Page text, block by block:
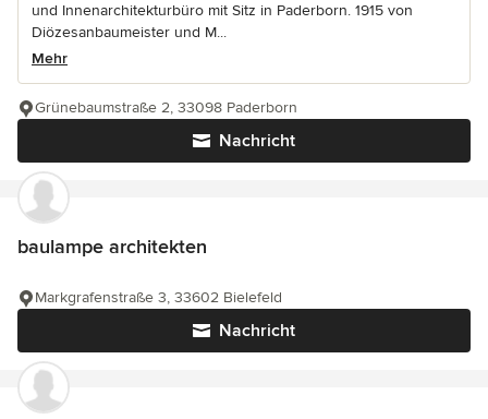
und Innenarchitekturbüro mit Sitz in Paderborn. 1915 von
Diözesanbaumeister und M...
Mehr
Nachricht
Grünebaumstraße 2, 33098 Paderborn
baulampe architekten
Nachricht
Markgrafenstraße 3, 33602 Bielefeld